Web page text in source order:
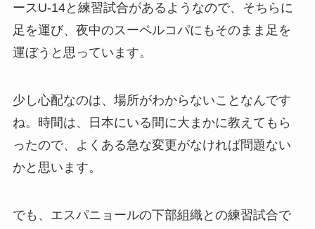
ースU-14と練習試合があるようなので、そちらに
足を運び、夜中のスーペルコパにもそのまま足を
運ぼうと思っています。
少し心配なのは、場所がわからないことなんです
ね。時間は、日本にいる間に大まかに教えてもら
ったので、よくある急な変更がなければ問題ない
かと思います。
でも、エスパニョールの下部組織との練習試合で